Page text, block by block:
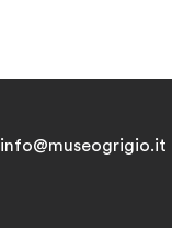
info@museogrigio.it